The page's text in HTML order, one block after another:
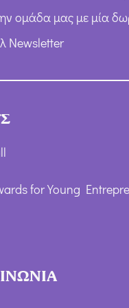
ομάδα μας με μία
Newsletter
for Young